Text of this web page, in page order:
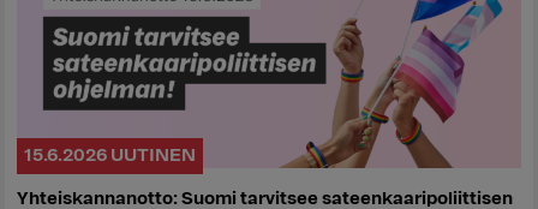
15.6.2026 UUTINEN
Yhteiskannanotto: Suomi tarvitsee sateenkaaripoliittisen